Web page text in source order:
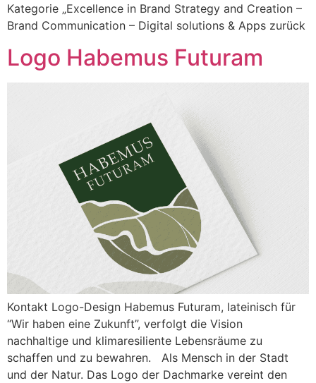
Kategorie „Excellence in Brand Strategy and Creation –
Brand Communication – Digital solutions & Apps zurück
Logo Habemus Futuram
Kontakt Logo-Design Habemus Futuram, lateinisch für
“Wir haben eine Zukunft”, verfolgt die Vision
nachhaltige und klimaresiliente Lebensräume zu
schaffen und zu bewahren. Als Mensch in der Stadt
und der Natur. Das Logo der Dachmarke vereint den